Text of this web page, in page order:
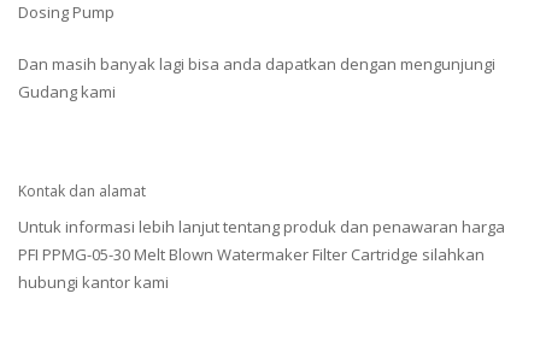
Dosing Pump
Dan masih banyak lagi bisa anda dapatkan dengan mengunjungi
Gudang kami
Kontak dan alamat
Untuk informasi lebih lanjut tentang produk dan penawaran harga
PFI PPMG-05-30 Melt Blown Watermaker Filter Cartridge silahkan
hubungi kantor kami